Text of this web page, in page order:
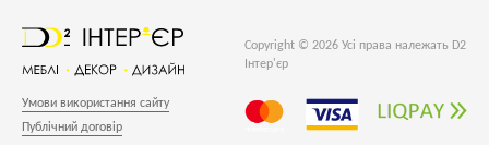
Copyright © 2026 Усі права належать D2
Інтер'єр
Умови використання сайту
Публічний договір